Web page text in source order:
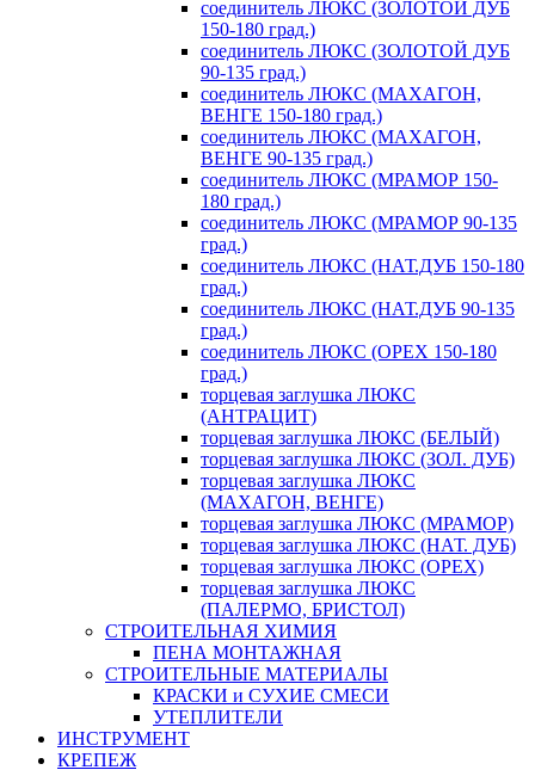
соединитель ЛЮКС (ЗОЛОТОЙ ДУБ
150-180 град.)
соединитель ЛЮКС (ЗОЛОТОЙ ДУБ
90-135 град.)
соединитель ЛЮКС (МАХАГОН,
ВЕНГЕ 150-180 град.)
соединитель ЛЮКС (МАХАГОН,
ВЕНГЕ 90-135 град.)
соединитель ЛЮКС (МРАМОР 150-
180 град.)
соединитель ЛЮКС (МРАМОР 90-135
град.)
соединитель ЛЮКС (НАТ.ДУБ 150-180
град.)
соединитель ЛЮКС (НАТ.ДУБ 90-135
град.)
соединитель ЛЮКС (ОРЕХ 150-180
град.)
торцевая заглушка ЛЮКС
(АНТРАЦИТ)
торцевая заглушка ЛЮКС (БЕЛЫЙ)
торцевая заглушка ЛЮКС (ЗОЛ. ДУБ)
торцевая заглушка ЛЮКС
(МАХАГОН, ВЕНГЕ)
торцевая заглушка ЛЮКС (МРАМОР)
торцевая заглушка ЛЮКС (НАТ. ДУБ)
торцевая заглушка ЛЮКС (ОРЕХ)
торцевая заглушка ЛЮКС
(ПАЛЕРМО, БРИСТОЛ)
СТРОИТЕЛЬНАЯ ХИМИЯ
ПЕНА МОНТАЖНАЯ
СТРОИТЕЛЬНЫЕ МАТЕРИАЛЫ
КРАСКИ и СУХИЕ СМЕСИ
УТЕПЛИТЕЛИ
ИНСТРУМЕНТ
КРЕПЕЖ